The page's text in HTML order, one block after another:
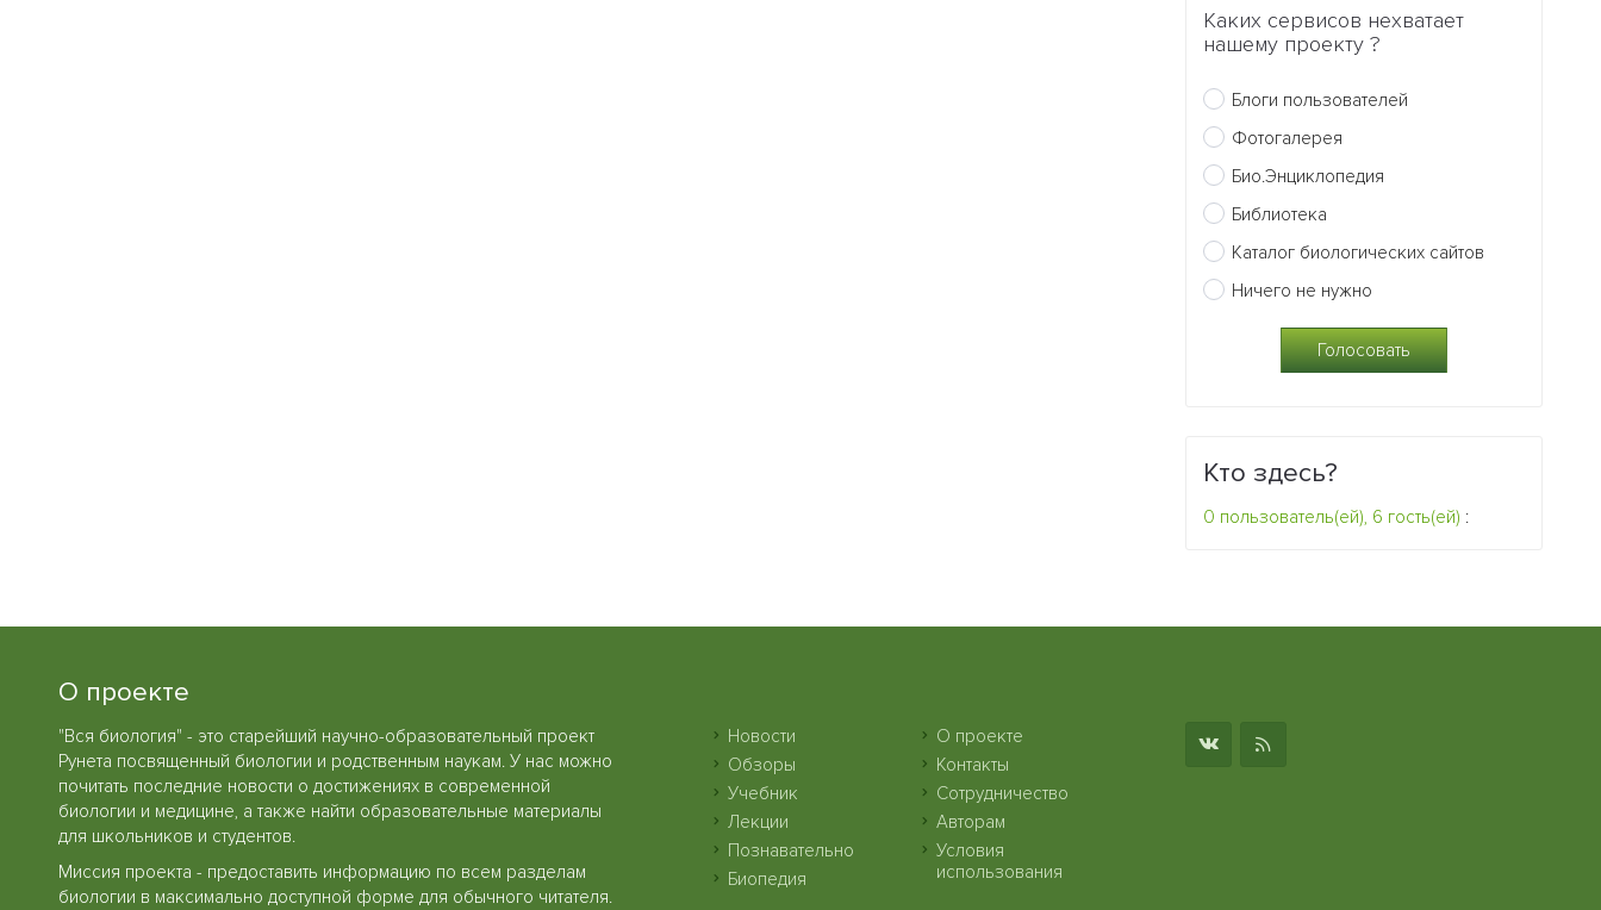
Каких сервисов нехватает
нашему проекту ?
Блоги пользователей
Фотогалерея
Био.Энциклопедия
Библиотека
Каталог биологических сайтов
Ничего не нужно
Кто здесь?
0 пользователь(ей), 6 гость(ей) :
О проекте
"Вся биология" - это старейший научно-образовательный проект
Рунета посвященный биологии и родственным наукам. У нас можно
почитать последние новости о достижениях в современной
биологии и медицине, а также найти образовательные материалы
для школьников и студентов.
Миссия проекта - предоставить информацию по всем разделам
биологии в максимально доступной форме для обычного читателя.
Новости
Обзоры
Учебник
Лекции
Познавательно
Биопедия
О проекте
Контакты
Сотрудничество
Авторам
Условия
использования